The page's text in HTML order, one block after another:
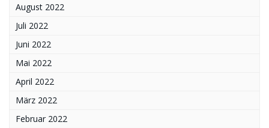
August 2022
Juli 2022
Juni 2022
Mai 2022
April 2022
März 2022
Februar 2022